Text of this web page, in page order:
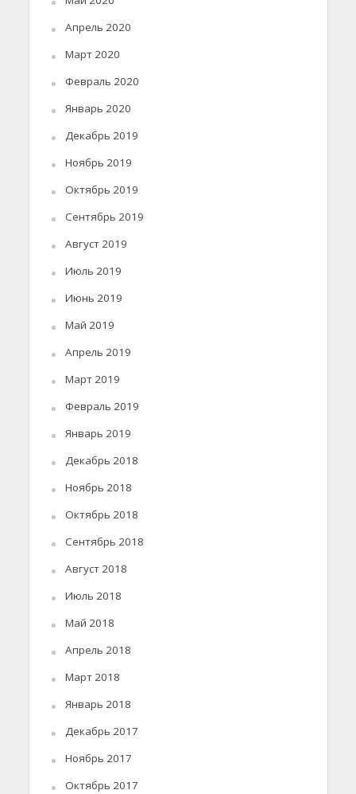
Апрель 2020
Март 2020
Февраль 2020
Январь 2020
Декабрь 2019
Ноябрь 2019
Октябрь 2019
Сентябрь 2019
Август 2019
Июль 2019
Июнь 2019
Май 2019
Апрель 2019
Март 2019
Февраль 2019
Январь 2019
Декабрь 2018
Ноябрь 2018
Октябрь 2018
Сентябрь 2018
Август 2018
Июль 2018
Май 2018
Апрель 2018
Март 2018
Январь 2018
Декабрь 2017
Ноябрь 2017
Октябрь 2017